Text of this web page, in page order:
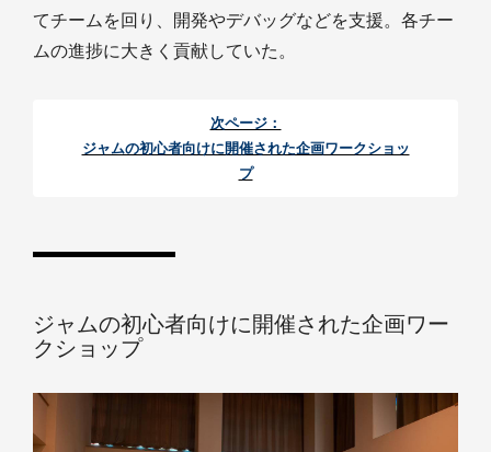
てチームを回り、開発やデバッグなどを支援。各チー
ムの進捗に大きく貢献していた。
次ページ：
ジャムの初心者向けに開催された企画ワークショッ
プ
ジャムの初心者向けに開催された企画ワー
クショップ